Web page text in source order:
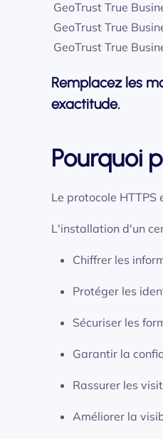
GeoTrust True
GeoTrust True
GeoTrust True
Remplacez les
exactitude.
Pourquoi
Le protocole
L'installation d'un
Chiffrer les
Protéger les
Sécuriser les
Garantir la
Rassurer les
Améliorer la